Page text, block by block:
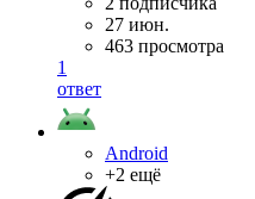
27 июн.
463 просмотра
1
ответ
Android
+2 ещё